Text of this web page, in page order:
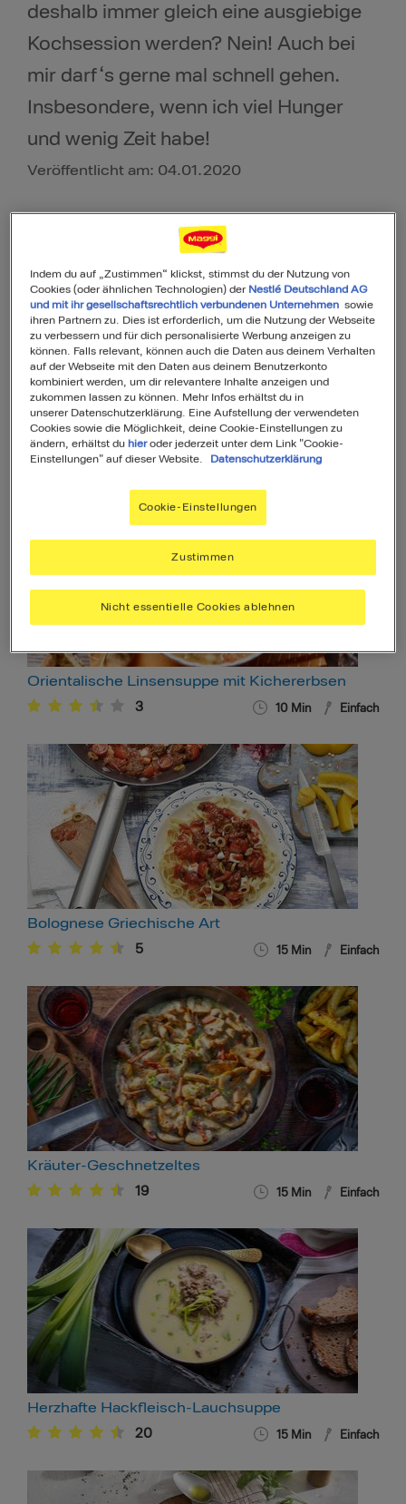
deshalb immer gleich eine ausgiebige
Kochsession werden? Nein! Auch bei
mir darf‘s gerne mal schnell gehen.
Insbesondere, wenn ich viel Hunger
und wenig Zeit habe!
Veröffentlicht am: 04.01.2020
Cabanossipfanne mit Zwiebeln und Apfel
4 15Min
Orientalische Linsensuppe mit Kichererbsen
3 10 Min Einfach
Bolognese Griechische Art
5 15 Min Einfach
Kräuter-Geschnetzeltes
19 15 Min Einfach
Herzhafte Hackfleisch-Lauchsuppe
20 15 Min Einfach
Indem du auf „Zustimmen“ klickst, stimmst du der Nutzung von
Cookies (oder ähnlichen Technologien) der Nestlé Deutschland AG
und mit ihr gesellschaftsrechtlich verbundenen Unternehmen sowie
ihren Partnern zu. Dies ist erforderlich, um die Nutzung der Webseite
zu verbessern und für dich personalisierte Werbung anzeigen zu
können. Falls relevant, können auch die Daten aus deinem Verhalten
auf der Webseite mit den Daten aus deinem Benutzerkonto
kombiniert werden, um dir relevantere Inhalte anzeigen und
zukommen lassen zu können. Mehr Infos erhältst du in
unserer Datenschutzerklärung. Eine Aufstellung der verwendeten
Cookies sowie die Möglichkeit, deine Cookie-Einstellungen zu
ändern, erhältst du hieroder jederzeit unter dem Link "Cookie-
Einstellungen" auf dieser Website.
Datenschutzerklärung
Cookie-Einstellungen
Nicht essentielle Cookies ablehnen
Zustimmen